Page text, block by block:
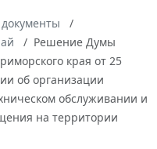
Решение Думы
края от 25
об организации
обслуживании и
на территории